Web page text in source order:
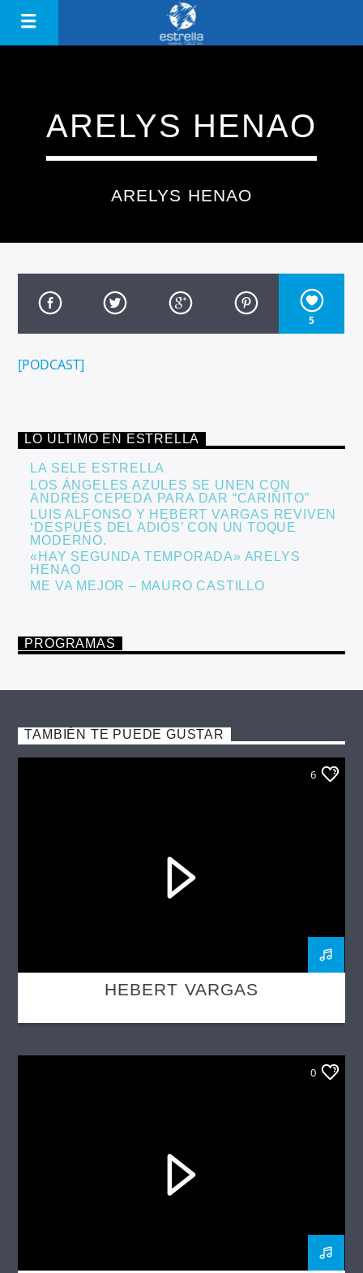
ARELYS HENAO
ARELYS HENAO
5
[PODCAST]
LO ÚLTIMO EN ESTRELLA
LA SELE ESTRELLA
LOS ÁNGELES AZULES SE UNEN CON
ANDRÉS CEPEDA PARA DAR “CARIÑITO”
LUIS ALFONSO Y HEBERT VARGAS REVIVEN
‘DESPUÉS DEL ADIÓS’ CON UN TOQUE
MODERNO.
«HAY SEGUNDA TEMPORADA» ARELYS
HENAO
ME VA MEJOR – MAURO CASTILLO
PROGRAMAS
TAMBIÉN TE PUEDE GUSTAR
6
HEBERT VARGAS
0